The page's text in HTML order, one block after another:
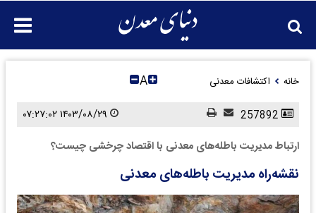
خانه اکتشافات معدنی A
ارتباط مدیریت باطله‌های معدنی با اقتصاد چرخشی چیست؟
نقشه‌راه مدیریت باطله‌های معدنی